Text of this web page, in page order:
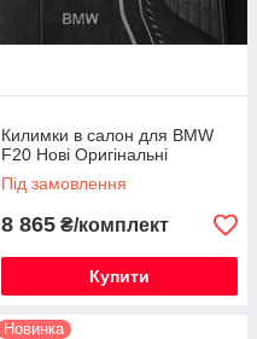
Килимки в салон для BMW
F20 Нові Оригінальні
Під замовлення
8 865 ₴/комплект
Купити
Новинка